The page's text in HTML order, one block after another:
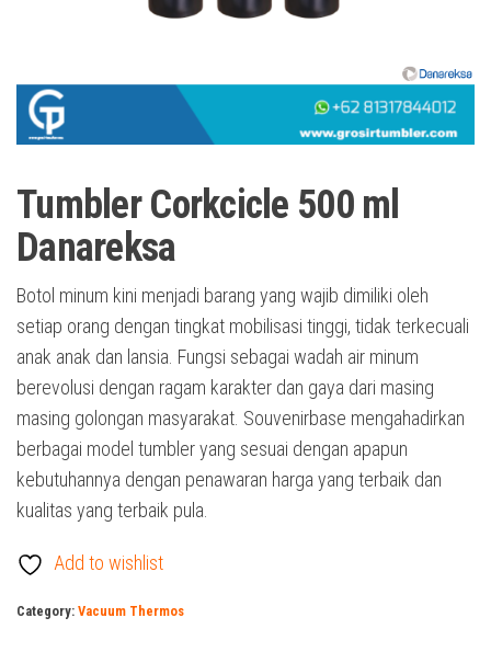
Tumbler Corkcicle 500 ml
Danareksa
Botol minum kini menjadi barang yang wajib dimiliki oleh
setiap orang dengan tingkat mobilisasi tinggi, tidak terkecuali
anak anak dan lansia. Fungsi sebagai wadah air minum
berevolusi dengan ragam karakter dan gaya dari masing
masing golongan masyarakat. Souvenirbase mengahadirkan
berbagai model tumbler yang sesuai dengan apapun
kebutuhannya dengan penawaran harga yang terbaik dan
kualitas yang terbaik pula.
Add to wishlist
Category: Vacuum Thermos